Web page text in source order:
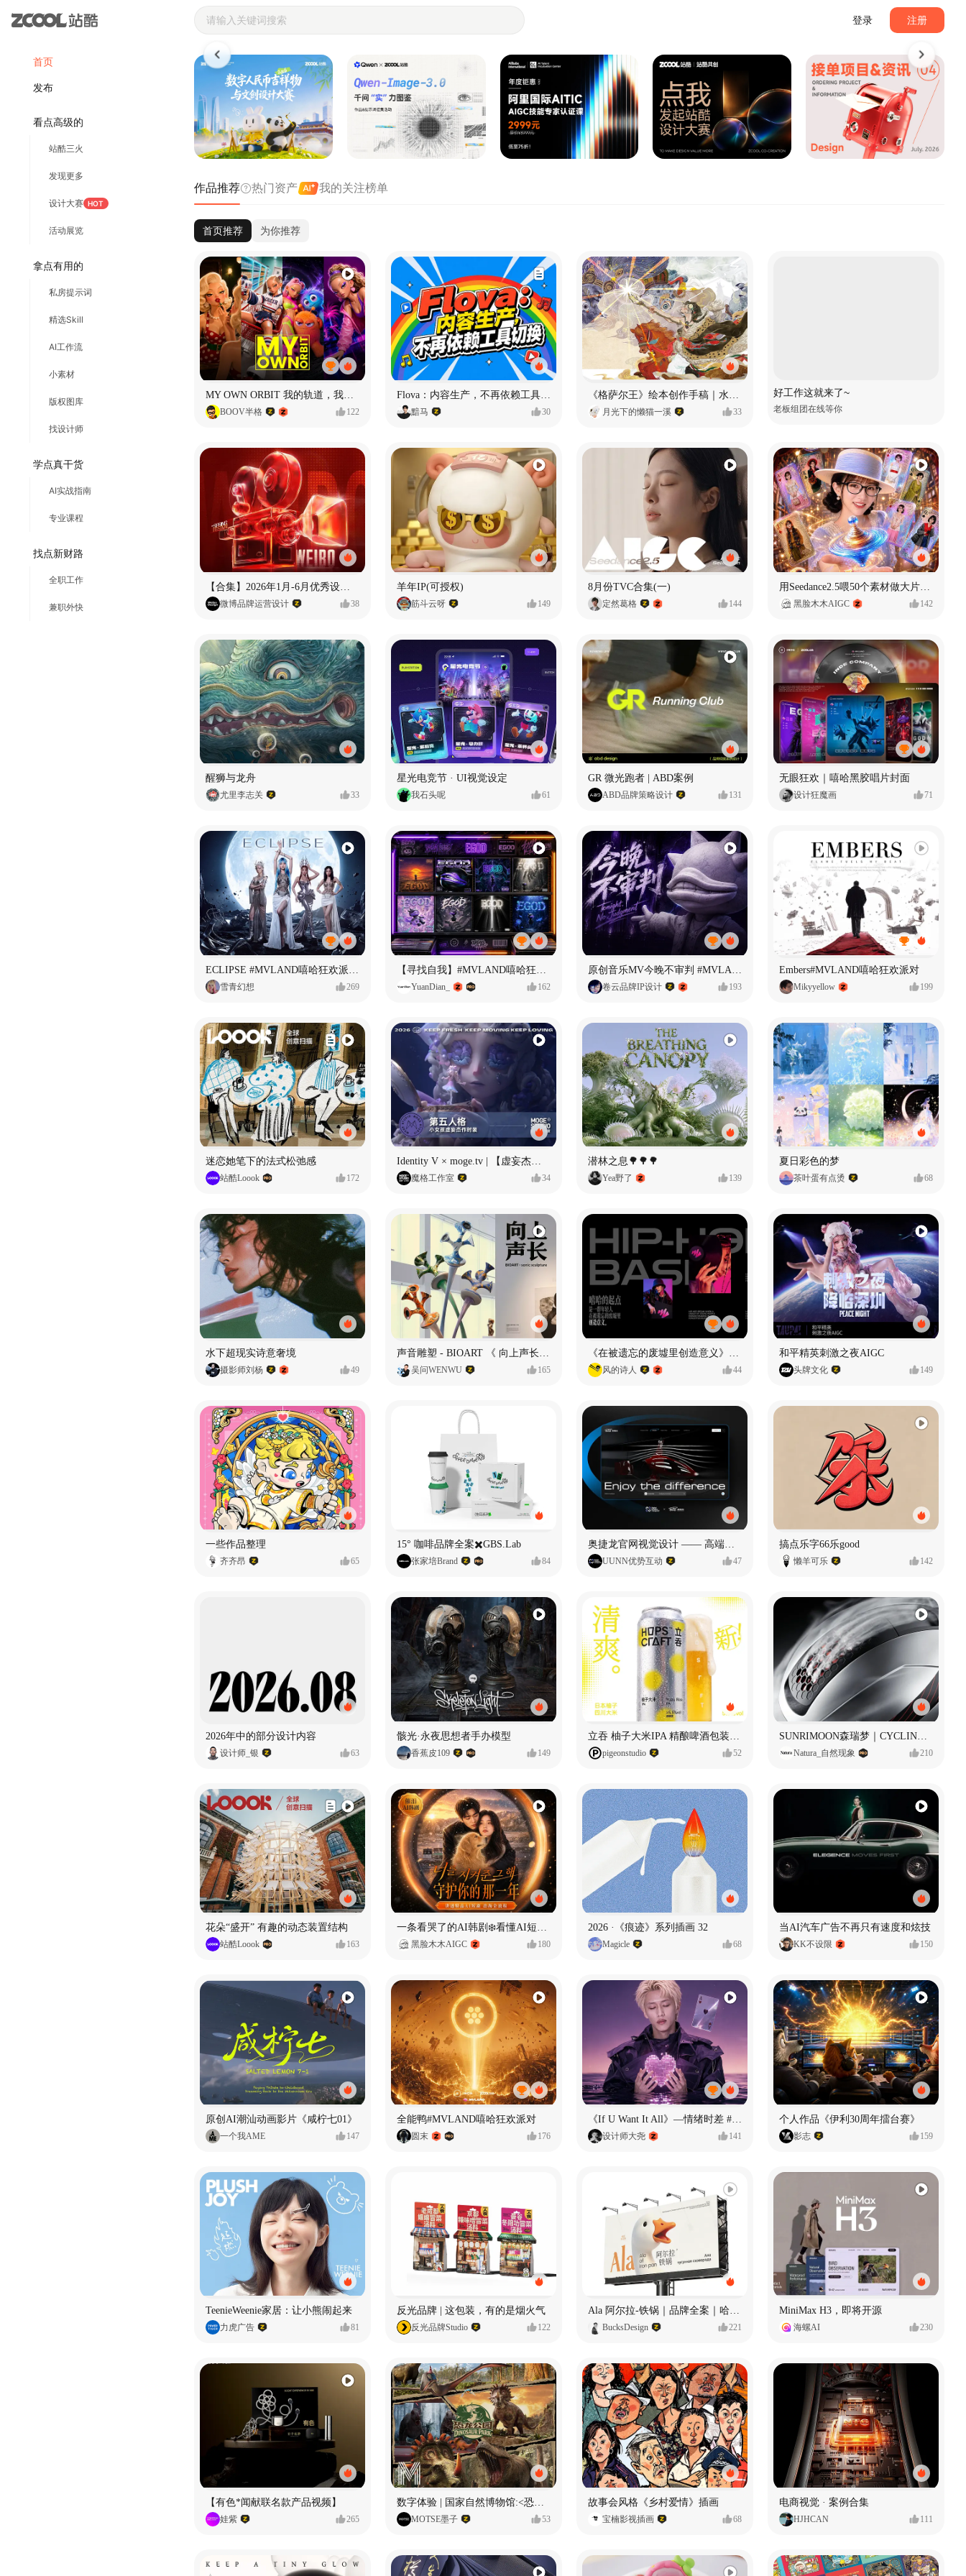
首页
发布
看点高级的
站酷三火
发现更多
设计大赛 HOT
活动展览
拿点有用的
私房提示词
精选Skill
AI工作流
小素材
版权图库
找设计师
学点真干货
AI实战指南
专业课程
找点新财路
全职工作
兼职外快
登录 注册
站酷ZCOOL - 设计师们都在站酷
作品推荐 热门资产 我的关注榜单
首页推荐 为你推荐
MY OWN ORBIT 我的轨道，我的定义#MVLAND嘻哈狂欢派对
BOOV半格 122
Flova：内容生产，不再依赖工具切换
黯马 30
《格萨尔王》绘本创作手稿｜水彩墨韵下的史诗回响
月光下的懒猫一溪 33
好工作这就来了~
老板组团在线等你
微博品牌运营设计 38
羊年IP(可授权)
筋斗云呀 149
8月份TVC合集(一)
定然葛格 144 黑脸木木AIGC 142
醒狮与龙舟
尤里李志关 33
星光电竞节 · UI视觉设定
我石头呢 61
GR 微光跑者 | ABD案例
ABD品牌策略设计 131
无眼狂欢｜嘻哈黑胶唱片封面
设计狂魔画 71
雪青幻想 269 YuanDian_ 162 卷云品牌IP设计 193
Embers#MVLAND嘻哈狂欢派对
Mikyyellow 199
迷恋她笔下的法式松弛感
站酷Loook 172
Identity V × moge.tv | 【虚妄杰作时装】“小女孩”
魔格工作室 34
潜林之息🌳🌳🌳
Yea野了 139
夏日彩色的梦
茶叶蛋有点烫 68
水下超现实诗意奢境
摄影师刘杨 49 吴问WENWU 165 风的诗人 44
和平精英刺激之夜AIGC
头牌文化 149
一些作品整理
齐齐昂 65
15° 咖啡品牌全案✖️GBS.Lab
张家培Brand 84
奥捷龙官网视觉设计 —— 高端网站建设
UUNN优势互动 47
搞点乐字66乐good
懒羊可乐 142
2026年中的部分设计内容
设计师_银 63
骸光·永夜思想者手办模型
香蕉皮109 149 pigeonstudio 52 Natura_自然现象 210
花朵“盛开” 有趣的动态装置结构
站酷Loook 163
一条看哭了的AI韩剧❄️看懂AI短剧出海全流程
黑脸木木AIGC 180
2026 ·《痕迹》系列插画 32
Magicle 68
当AI汽车广告不再只有速度和炫技
KK不设限 150
原创AI潮汕动画影片《咸柠七01》
一个我AME 147
全能鸭#MVLAND嘻哈狂欢派对
圆末 176 设计师大尧 141
个人作品《伊利30周年擂台赛》
影志 159
TeenieWeenie家居：让小熊闹起来
力虎广告 81
反光品牌 | 这包装，有的是烟火气
反光品牌Studio 122
Ala 阿尔拉-铁锅｜品牌全案｜哈尔滨
BucksDesign 221
MiniMax H3，即将开源
海螺AI 230
【有色*闻献联名款产品视频】
娃紫 265 MOTSE墨子 53
故事会风格《乡村爱情》插画
宝楠影视插画 68
电商视觉 · 案例合集
HJHCAN 111